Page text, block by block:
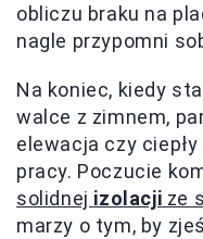
obliczu braku na
nagle przypomni
Na koniec, kiedy
walce z zimnem,
elewacja czy
pracy. Poczucie
solidnej izolacji ze
marzy o tym, by